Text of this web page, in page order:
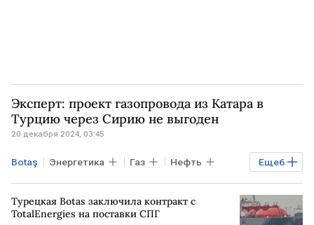
Эксперт: проект газопровода из Катара в
Турцию через Сирию не выгоден
20 декабря 2024, 03:45
Еще6
Botaş Энергетика Газ Нефть
КАТАР СИРИЯ ТУРЦИЯ
Башар Асад МИД РФ
Турецкая Botas заключила контракт с
TotalEnergies на поставки СПГ